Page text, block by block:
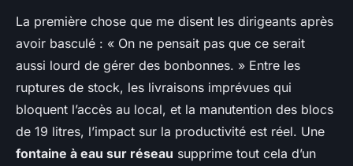
La première chose que me disent les dirigeants après
avoir basculé : « On ne pensait pas que ce serait
aussi lourd de gérer des bonbonnes. » Entre les
ruptures de stock, les livraisons imprévues qui
bloquent l’accès au local, et la manutention des blocs
de 19 litres, l’impact sur la productivité est réel. Une
fontaine à eau sur réseau supprime tout cela d’un